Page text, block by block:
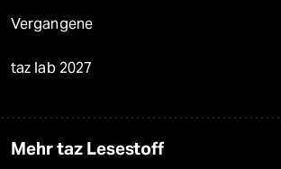
Vergangene
taz lab 2027
Mehr taz Lesestoff